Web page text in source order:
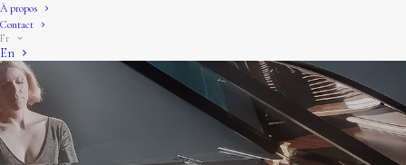
À propos
Contact
Fr
En